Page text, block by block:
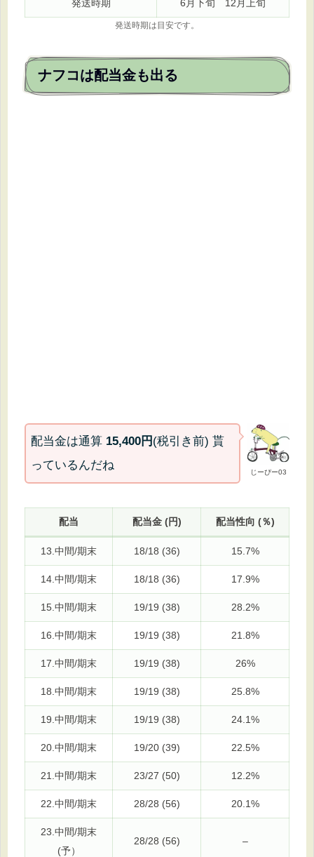
発送時期 6月下旬 12月上旬
発送時期は目安です。
ナフコは配当金も出る
じーぴー03
配当金は通算 15,400円 (税引き前) 貰
っているんだね
配当 配当金 (円) 配当性向 (％)
13.中間/期末 18/18 (36) 15.7%
14.中間/期末 18/18 (36) 17.9%
15.中間/期末 19/19 (38) 28.2%
16.中間/期末 19/19 (38) 21.8%
17.中間/期末 19/19 (38) 26%
18.中間/期末 19/19 (38) 25.8%
19.中間/期末 19/19 (38) 24.1%
20.中間/期末 19/20 (39) 22.5%
21.中間/期末 23/27 (50) 12.2%
22.中間/期末 28/28 (56) 20.1%
23.中間/期末
(予）
28/28 (56) –